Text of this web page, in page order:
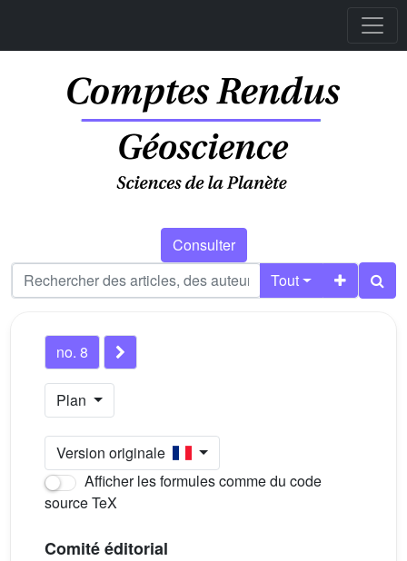
Consulter
Tout
no. 8
Plan
Version originale
Afficher les formules comme du code
source TeX
Comité éditorial